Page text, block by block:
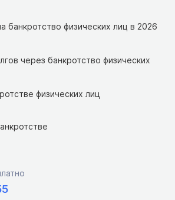
банкротство физических лиц в 2026
через банкротство физических
физических лиц